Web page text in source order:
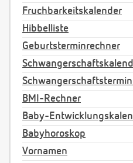
Fruchbarkeitskalender
Hibbelliste
Geburtsterminrechner
BMI-Rechner
Baby-
Babyhoroskop
Vornamen